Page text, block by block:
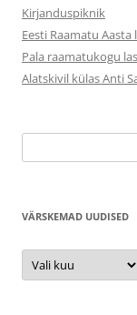
Kirjanduspiknik
Eesti Raamatu
Pala raamatukogu
Alatskivil külas Anti
VÄRSKEMAD UUDISED
Värskemad
uudised